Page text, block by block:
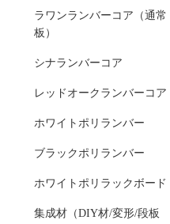
ラワンランバーコア（通常
板）
シナランバーコア
レッドオークランバーコア
ホワイトポリランバー
ブラックポリランバー
ホワイトポリラックボード
集成材（DIY材/変形/段板